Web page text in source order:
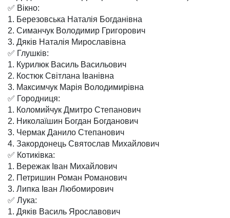
✅ Вікно:
1. Березовська Наталія Богданівна
2. Симанчук Володимир Григорович
3. Дяків Наталія Мирославівна
✅ Глушків:
1. Курилюк Василь Васильович
2. Костюк Світлана Іванівна
3. Максимчук Марія Володимирівна
✅ Городниця:
1. Коломийчук Дмитро Степанович
2. Николаїшин Богдан Богданович
3. Чермак Данило Степанович
4. Закордонець Святослав Михайлович
✅ Котиківка:
1. Вережак Іван Михайлович
2. Петришин Роман Романович
3. Липка Іван Любомирович
✅ Лука:
1. Дяків Василь Ярославович